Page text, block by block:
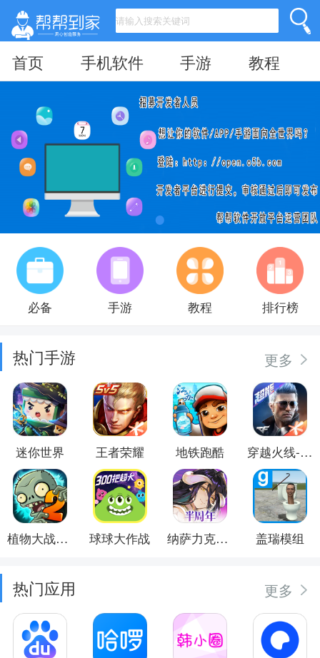
首页 手机软件 手游 教程
必备 手游 教程 排行榜
热门手游 更多
迷你世界 王者荣耀 地铁跑酷 穿越火线-枪战王者
植物大战僵尸2 球球大作战 纳萨力克之王 盖瑞模组
热门应用 更多